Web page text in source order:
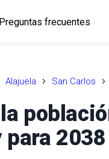
Preguntas frecuentes
Alajuela San Carlos
2038